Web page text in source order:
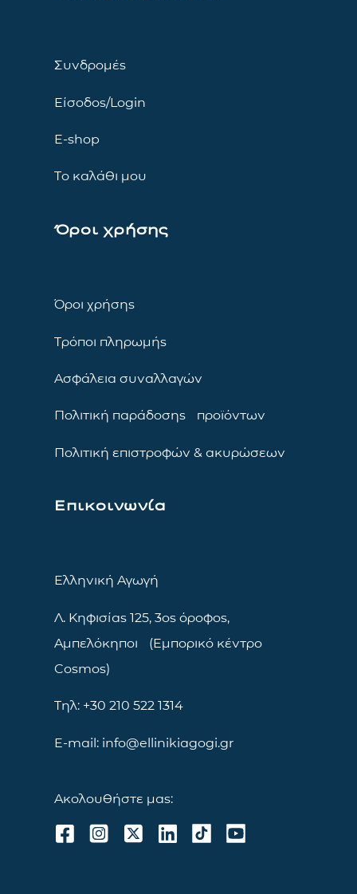
Συνδρομές
Είσοδος/Login
E-shop
Το καλάθι μου
Όροι χρήσης
Όροι χρήσης
Τρόποι πληρωμής
Ασφάλεια συναλλαγών
Πολιτική παράδοσης προϊόντων
Πολιτική επιστροφών & ακυρώσεων
Επικοινωνία
Ελληνική Αγωγή
Λ. Κηφισίας 125, 3ος όροφος,
Αμπελόκηποι (Εμπορικό κέντρο
Cosmos)
Τηλ: +30 210 522 1314
E-mail: info@ellinikiagogi.gr
Ακολουθήστε μας: